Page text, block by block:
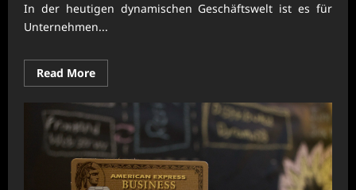
In der heutigen dynamischen Geschäftswelt ist es für
Unternehmen...
Read MoreRead
more
Moderne
Unternehmenspraxis
für
wirtschaftlichen
Erfolg